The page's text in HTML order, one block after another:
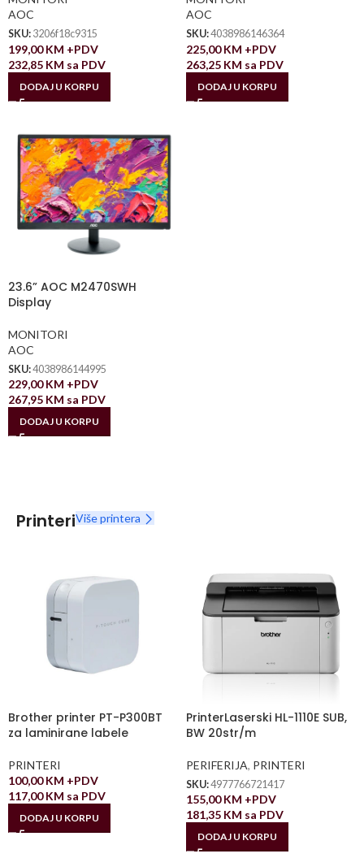
AOC
SKU: 3206f18c9315
199,00KM +PDV
232,85 KM sa PDV
DODAJ U KORPU
AOC
SKU:4038986146364
225,00KM +PDV
263,25 KM sa PDV
DODAJ U KORPU
23.6” AOC M2470SWH
Display
MONITORI
AOC
SKU:4038986144995
229,00KM +PDV
267,95 KM sa PDV
DODAJ U KORPU
PrinteriViše printera
Brother printer PT-P300BT
za laminirane labele
PRINTERI
100,00KM +PDV
117,00KM sa PDV
DODAJ U KORPU
PrinterLaserski HL-1110E SUB,
BW 20str/m
PERIFERIJA, PRINTERI
SKU:4977766721417
155,00KM +PDV
181,35 KM sa PDV
DODAJ U KORPU